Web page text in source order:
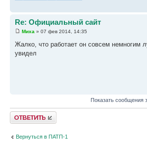
Re: Официальный сайт
Миха » 07 фев 2014, 14:35
Жалко, что работает он совсем
увидел
Показать сообщения
Ответить
Вернуться в ПАТП-1